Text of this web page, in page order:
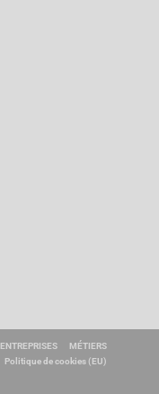
ENTREPRISES
MÉTIERS
Politique de cookies (EU)